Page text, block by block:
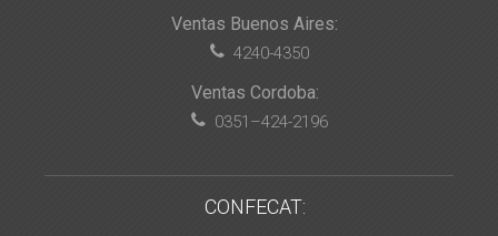
Ventas Buenos Aires:
4240-4350
Ventas Cordoba:
0351–424-2196
CONFECAT: